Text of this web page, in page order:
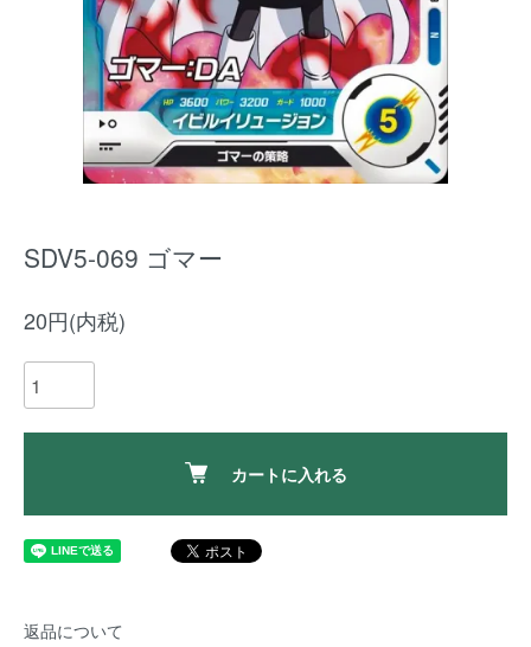
SDV5-069 ゴマー
20円(内税)
カートに入れる
返品について